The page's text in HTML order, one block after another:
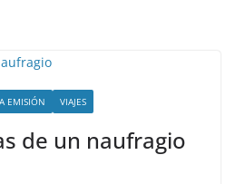
EMISIÓN VIAJES
de un naufragio